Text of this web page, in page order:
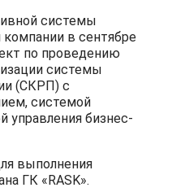
системы
в сентябре
по проведению
системы
(СКРП) с
системой
управления бизнес-
выполнения
ГК «RASK».